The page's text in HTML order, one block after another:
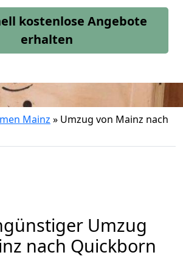
kostenlose Angebote
erhalten
Mainz » Umzug von Mainz nach
Umzug
nach Quickborn